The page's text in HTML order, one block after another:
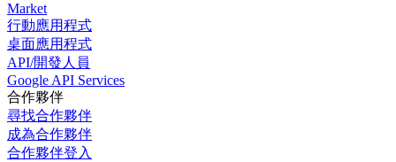
Market
行動應用程式
桌面應用程式
API/開發人員
Google API Services
合作夥伴
尋找合作夥伴
成為合作夥伴
合作夥伴登入